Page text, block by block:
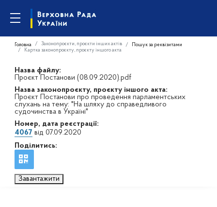
Головна Законопроєкти, проєкти інших актів
Пошук за реквізитами
Картка законопроєкту, проєкту іншого акта
Назва файлу:
Проєкт Постанови (08.09.2020).pdf
Назва законопроєкту, проєкту іншого акта:
Проєкт Постанови про проведення парламентських
слухань на тему: "На шляху до справедливого
судочинства в Україні"
Номер, дата реєстрації:
4067 від 07.09.2020
Поділитись:
Завантажити